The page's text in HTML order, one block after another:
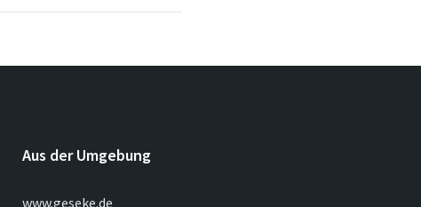
Aus der Umgebung
www.geseke.de